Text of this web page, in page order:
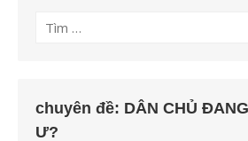
Tìm
chuyên đề: DÂN CHỦ
Ư?